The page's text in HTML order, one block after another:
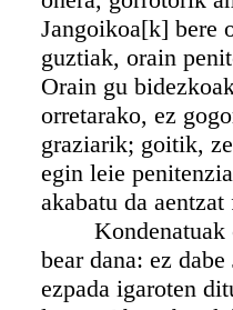
Jangoikoa[k] bere
guztiak, orain
Orain gu
orretarako, ez
graziarik; goitik,
egin leie
akabatu da
Kondenatuak
bear dana: ez
ezpada igaroten